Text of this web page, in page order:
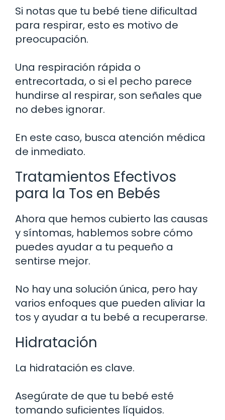
Si notas que tu bebé tiene dificultad
para respirar, esto es motivo de
preocupación.
Una respiración rápida o
entrecortada, o si el pecho parece
hundirse al respirar, son señales que
no debes ignorar.
En este caso, busca atención médica
de inmediato.
Tratamientos Efectivos
para la Tos en Bebés
Ahora que hemos cubierto las causas
y síntomas, hablemos sobre cómo
puedes ayudar a tu pequeño a
sentirse mejor.
No hay una solución única, pero hay
varios enfoques que pueden aliviar la
tos y ayudar a tu bebé a recuperarse.
Hidratación
La hidratación es clave.
Asegúrate de que tu bebé esté
tomando suficientes líquidos.